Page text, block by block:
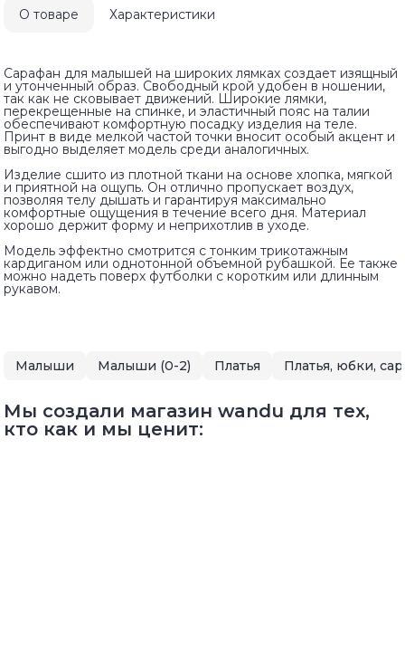
О товаре Характеристики
Сарафан для малышей на широких лямках создает изящный
и утонченный образ. Свободный крой удобен в ношении,
так как не сковывает движений. Широкие лямки,
перекрещенные на спинке, и эластичный пояс на талии
обеспечивают комфортную посадку изделия на теле.
Принт в виде мелкой частой точки вносит особый акцент и
выгодно выделяет модель среди аналогичных.
Изделие сшито из плотной ткани на основе хлопка, мягкой
и приятной на ощупь. Он отлично пропускает воздух,
позволяя телу дышать и гарантируя максимально
комфортные ощущения в течение всего дня. Материал
хорошо держит форму и неприхотлив в уходе.
Модель эффектно смотрится с тонким трикотажным
кардиганом или однотонной объемной рубашкой. Ее также
можно надеть поверх футболки с коротким или длинным
рукавом.
Малыши Малыши (0-2) Платья Платья, юбки,
Мы создали магазин wandu для тех,
кто как и мы ценит: